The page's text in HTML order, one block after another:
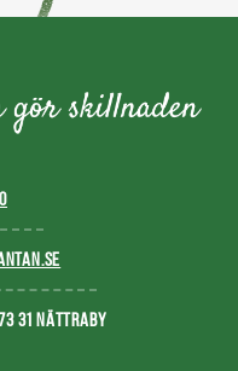
31 NÄTTRABY